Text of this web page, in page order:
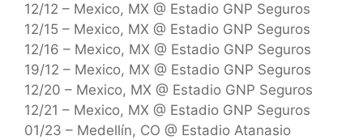
12/12 – Mexico, MX @ Estadio GNP Seguros
12/15 – Mexico, MX @ Estadio GNP Seguros
12/16 – Mexico, MX @ Estadio GNP Seguros
19/12 – Mexico, MX @ Estadio GNP Seguros
12/20 – Mexico, MX @ Estadio GNP Seguros
12/21 – Mexico, MX @ Estadio GNP Seguros
01/23 – Medellín, CO @ Estadio Atanasio